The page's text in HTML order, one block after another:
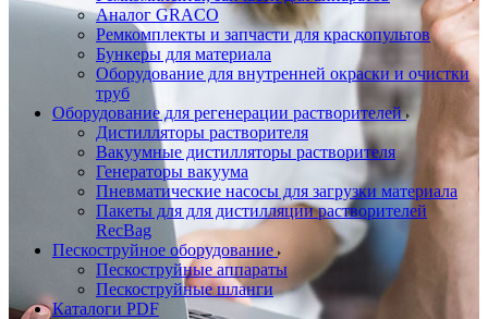
Аналог GRACO
Ремкомплекты и запчасти для краскопультов
Бункеры для материала
Оборудование для внутренней окраски и очистки
труб
Оборудование для регенерации растворителей
Дистилляторы растворителя
Вакуумные дистилляторы растворителя
Генераторы вакуума
Пневматические насосы для загрузки материала
Пакеты для для дистилляции растворителей
RecBag
Пескоструйное оборудование
Пескоструйные аппараты
Пескоструйные шланги
Каталоги PDF